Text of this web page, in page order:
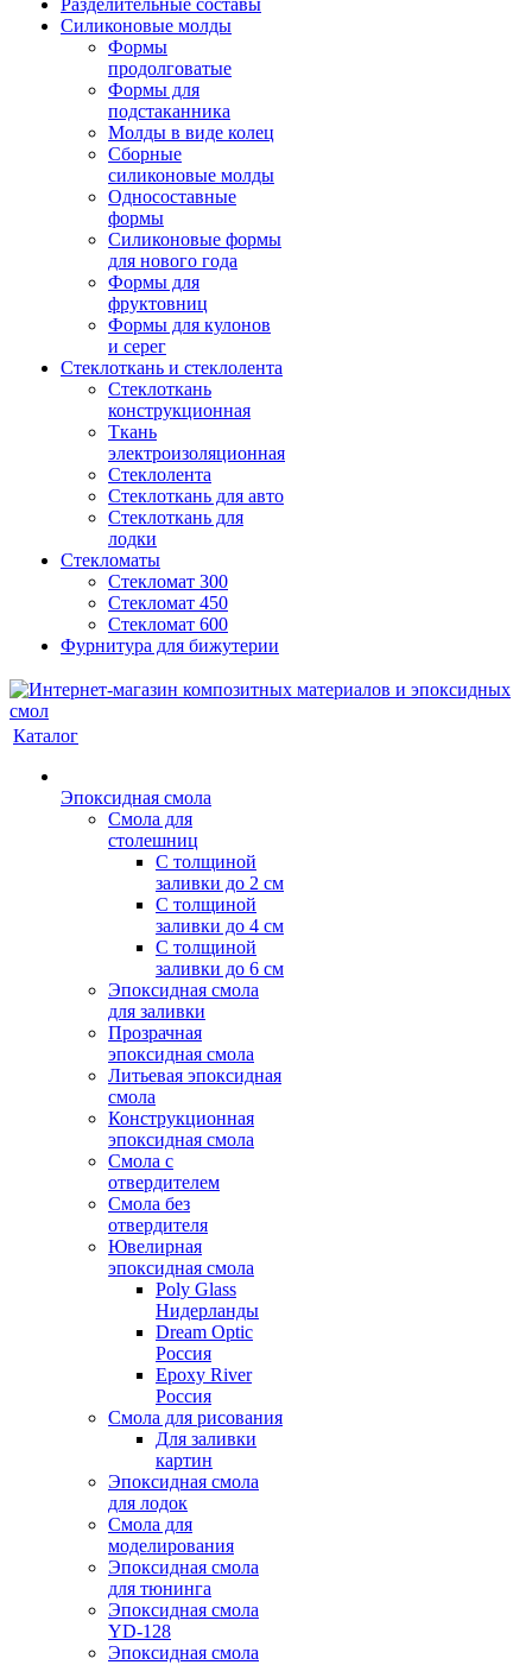
Разделительные составы
Силиконовые молды
Формы
продолговатые
Формы для
подстаканника
Молды в виде колец
Сборные
силиконовые молды
Односоставные
формы
Силиконовые формы
для нового года
Формы для
фруктовниц
Формы для кулонов
и серег
Стеклоткань и стеклолента
Стеклоткань
конструкционная
Ткань
электроизоляционная
Стеклолента
Стеклоткань для авто
Стеклоткань для
лодки
Стекломаты
Стекломат 300
Стекломат 450
Стекломат 600
Фурнитура для бижутерии
Каталог
Эпоксидная смола
Смола для
столешниц
С толщиной
заливки до 2 см
С толщиной
заливки до 4 см
С толщиной
заливки до 6 см
Эпоксидная смола
для заливки
Прозрачная
эпоксидная смола
Литьевая эпоксидная
смола
Конструкционная
эпоксидная смола
Смола с
отвердителем
Смола без
отвердителя
Ювелирная
эпоксидная смола
Poly Glass
Нидерланды
Dream Optic
Россия
Epoxy River
Россия
Смола для рисования
Для заливки
картин
Эпоксидная смола
для лодок
Смола для
моделирования
Эпоксидная смола
для тюнинга
Эпоксидная смола
YD-128
Эпоксидная смола